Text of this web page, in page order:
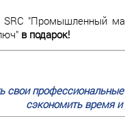
"Промышленный
в подарок!
свои
сэкономить время и